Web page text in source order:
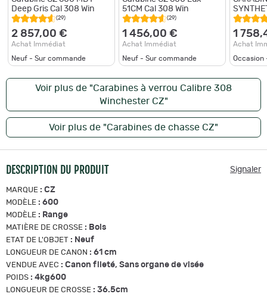
Deep Gris Cal 308 Win
(29)
2 857,00 €
Achat Immédiat
Neuf - Sur commande
51CM Cal 308 Win
(29)
1 456,00 €
Achat Immédiat
Neuf - Sur commande
308WIN
1
Achat
Occasion
Voir plus de "Carabines à verrou Calibre 308
Winchester CZ"
Voir plus de "Carabines de chasse CZ"
DESCRIPTION DU PRODUIT Signaler
MARQUE : CZ
MODÈLE : 600
MODÈLE : Range
MATIÈRE DE CROSSE : Bois
ETAT DE L'OBJET : Neuf
LONGUEUR DE CANON : 61 cm
VENDUE AVEC : Canon fileté, Sans organe de visée
POIDS : 4kg600
LONGUEUR DE CROSSE : 36.5cm